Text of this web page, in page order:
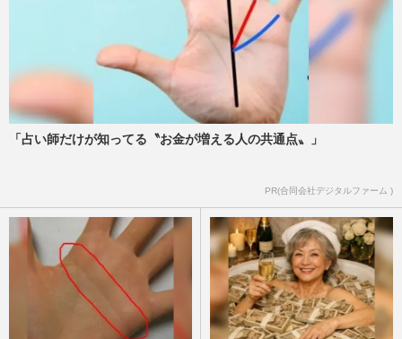
「占い師だけが知ってる〝お金が増える人の共通点〟」
PR(合同会社デジタルファーム )